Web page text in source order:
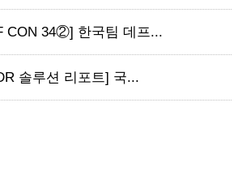
CON 34②] 한국팀 데프...
솔루션 리포트] 국...